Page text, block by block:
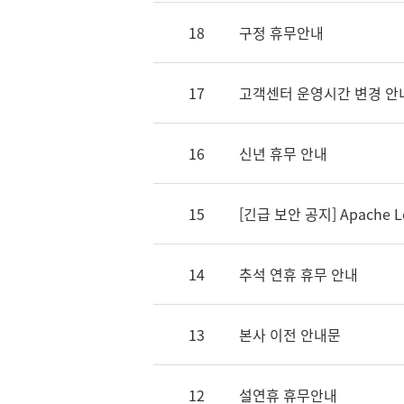
18 구정 휴무안내
17 고객센터 운영시간 변경 안
16 신년 휴무 안내
15 [긴급 보안 공지] Apache
14 추석 연휴 휴무 안내
13 본사 이전 안내문
12 설연휴 휴무안내